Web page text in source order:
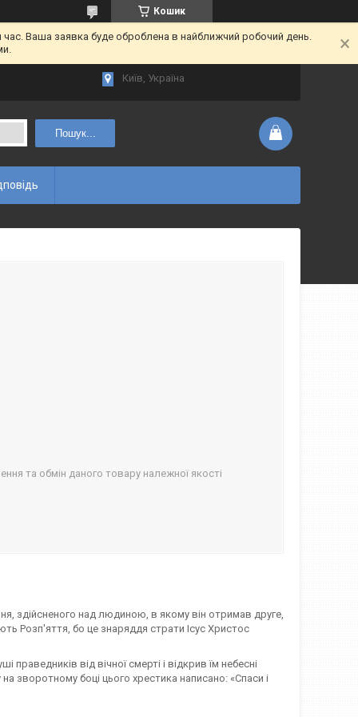
Кошик
Ваша заявка буде оброблена в найближчий робочий день.
Київ, Україна
Пошук...
та обмін даного товару належної якості
здійсненого над людиною, в якому він отримав друге,
Розп'яття, бо це знаряддя страти Ісус Христос
від вічної смерті і відкрив їм небесні
боці цього хрестика написано: «Спаси і